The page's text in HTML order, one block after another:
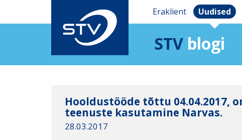
Eraklient Uudised
STV blogi
Hooldustööde tõttu 04.04.2017,
teenuste kasutamine Narvas.
28.03.2017